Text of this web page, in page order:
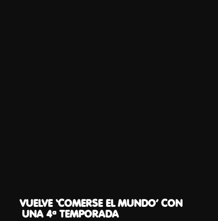
VUELVE ‘COMERSE EL MUNDO’ CON
UNA 4ª TEMPORADA